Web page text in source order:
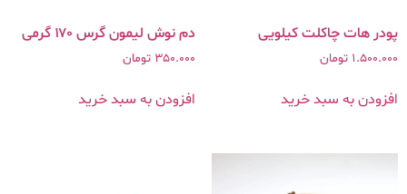
پودر هات چاکلت کیلویی
1.500.000 تومان
افزودن به سبد خرید
دم نوش لیمون گرس ۱۷۰ گرمی
350.000 تومان
افزودن به سبد خرید